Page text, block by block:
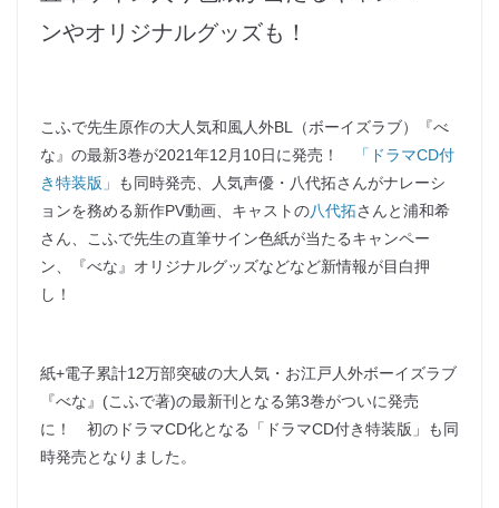
ンやオリジナルグッズも！
こふで先生原作の大人気和風人外BL（ボーイズラブ）『べ
な』の最新3巻が2021年12月10日に発売！
「ドラマCD付
き特装版」
も同時発売、人気声優・八代拓さんがナレーシ
ョンを務める新作PV動画、キャストの八代拓さんと浦和希
さん、こふで先生の直筆サイン色紙が当たるキャンペー
ン、『べな』オリジナルグッズなどなど新情報が目白押
し！
紙+電子累計12万部突破の大人気・お江戸人外ボーイズラブ
『べな』(こふで著)の最新刊となる第3巻がついに発売
に！ 初のドラマCD化となる「ドラマCD付き特装版」も同
時発売となりました。